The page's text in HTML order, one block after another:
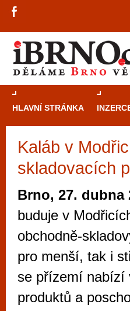
HLAVNÍ STRÁNKA
Kaláb v
skladovacích
Brno, 27. dubna
buduje v
obchodně-
pro menší, tak i
se přízemí nabízí
produktů a
Mimo jiné je ale
vyzkoušet různé
metropoli
po moderní